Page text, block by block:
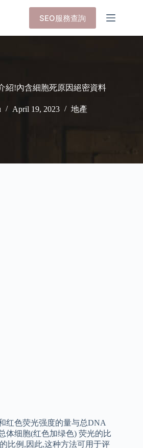
SEO服務查詢
紹!內含細胞死原因絕密資料
April 19, 2023 地產
红色荧光强度的量与总DNA
体细胞(红色加绿色) 荧光的比
比例,因此,这种方法可用于评